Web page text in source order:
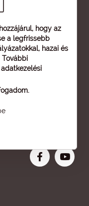
hogy az
a legfrissebb
hazai és
További
adatkezelési